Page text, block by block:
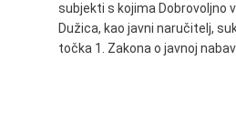
subjekti s kojima Dobrovoljno
Dužica, kao javni naručitelj,
točka 1. Zakona o javnoj nabavi